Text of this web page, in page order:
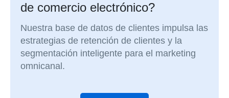
de comercio electrónico?
Nuestra base de datos de clientes impulsa las
estrategias de retención de clientes y la
segmentación inteligente para el marketing
omnicanal.